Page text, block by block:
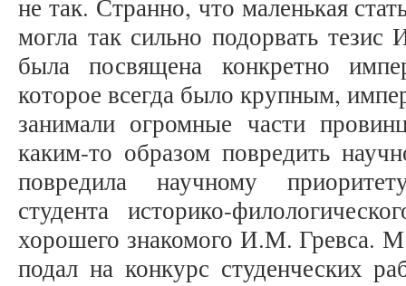
не так. Странно, что маленькая
могла так сильно подорвать
была посвящена конкретно
которое всегда было крупным,
занимали огромные части
каким-то образом повредить
повредила научному
студента историко-
хорошего знакомого И.М. Гревса.
подал на конкурс студенческих